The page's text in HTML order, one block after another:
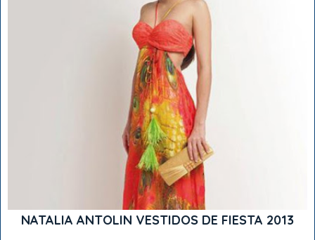
NATALIA ANTOLIN VESTIDOS DE FIESTA 2013